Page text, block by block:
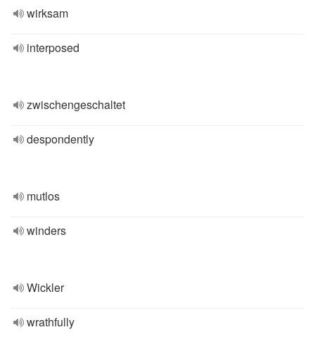
wirksam
interposed
zwischengeschaltet
despondently
mutlos
winders
Wickler
wrathfully